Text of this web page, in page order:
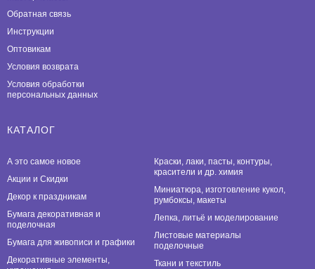
Обратная связь
Инструкции
Оптовикам
Условия возврата
Условия обработки
персональных данных
КАТАЛОГ
А это самое новое
Акции и Скидки
Декор к праздникам
Бумага декоративная и
поделочная
Бумага для живописи и графики
Декоративные элементы,
Краски, лаки, пасты, контуры,
красители и др. химия
Миниатюра, изготовление кукол,
румбоксы, макеты
Лепка, литьё и моделирование
Листовые материалы
поделочные
Ткани и текстиль